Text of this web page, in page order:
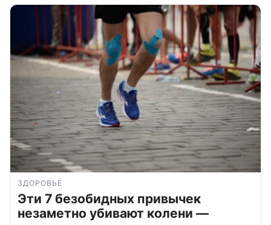
ЗДОРОВЬЕ
Эти 7 безобидных привычек
незаметно убивают колени —